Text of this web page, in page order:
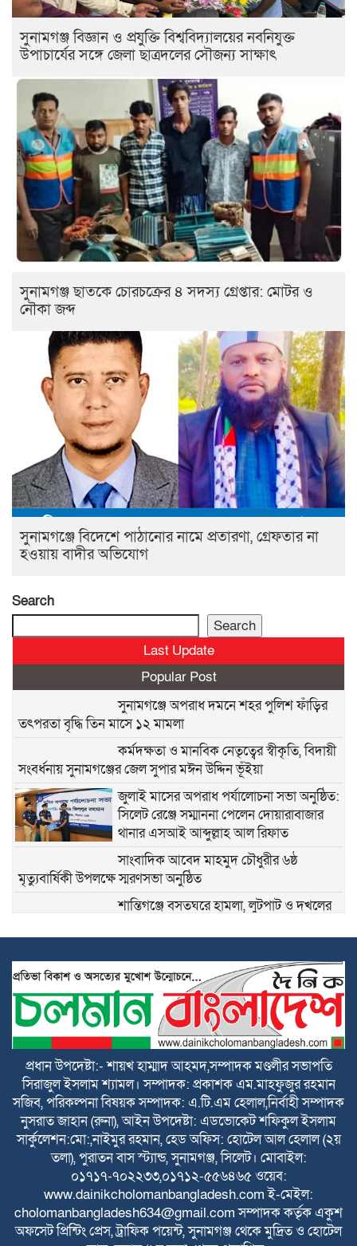
সুনামগঞ্জ বিজ্ঞান ও প্রযুক্তি বিশ্ববিদ্যালয়ের নবনিযুক্ত
উপাচার্যের সঙ্গে জেলা ছাত্রদলের সৌজন্য সাক্ষাৎ
সুনামগঞ্জ ছাতকে চোরচক্রের ৪ সদস্য গ্রেপ্তার: মোটর ও
নৌকা জব্দ
সুনামগঞ্জে বিদেশে পাঠানোর নামে প্রতারণা, গ্রেফতার না
হওয়ায় বাদীর অভিযোগ
Search
Search
Last Update
Popular Post
সুনামগঞ্জে অপরাধ দমনে শহর পুলিশ ফাঁড়ির
তৎপরতা বৃদ্ধি তিন মাসে ১২ মামলা
কর্মদক্ষতা ও মানবিক নেতৃত্বের স্বীকৃতি, বিদায়ী
সংবর্ধনায় সুনামগঞ্জের জেল সুপার মঈন উদ্দিন ভূঁইয়া
জুলাই মাসের অপরাধ পর্যালোচনা সভা অনুষ্ঠিত:
সিলেট রেঞ্জে সম্মাননা পেলেন দোয়ারাবাজার
থানার এসআই আব্দুল্লাহ আল রিফাত
সাংবাদিক আবেদ মাহমুদ চৌধুরীর ৬ষ্ঠ
মৃত্যুবার্ষিকী উপলক্ষে স্মরণসভা অনুষ্ঠিত
শান্তিগঞ্জে বসতঘরে হামলা, লুটপাট ও দখলের
আনিসুল হকের জন্মদিনে সামাজিক
যোগাযোগমাধ্যমে শুভেচ্ছার জোয়ার
হৃদয়ের ডাকের উদ্যোগে কর্ণফুলীতে বৃক্ষরোপণ
ও চারা বিতরণ কর্মসূচি অনুষ্ঠিত
নতুন কুঁড়ি স্পোর্টস জাতীয় ফুটবলে সুনামগঞ্জের
দাপট, জিহাদ টুর্নামেন্টসেরা
বাঁচতে চান লোকমান, আড়াই লাখ টাকা-
মানবিক সহায়তার আবেদন
দীর্ঘ ৩ বছর ৫ মাস ১৮ দিনের কর্মযাত্রা শেষে
মধ্যনগর কৃষি ব্যাংক ছাড়লেন ম্যানেজার
প্রধান উপদেষ্টা:- শায়খ হাম্মাদ আহমদ,সম্পাদক মণ্ডলীর সভাপতি
সিরাজুল ইসলাম শ্যামল। সম্পাদক: প্রকাশক এম.মাহফুজুর রহমান
সজিব, পরিকল্পনা বিষয়ক সম্পাদক: এ.টি.এম হেলাল,নির্বাহী সম্পাদক
নুসরাত জাহান (রুনা), আইন উপদেষ্টা: এডভোকেট শফিকুল ইসলাম
সার্কুলেশন:মো:,নাইমুর রহমান, হেড অফিস: হোটেল আল হেলাল (২য়
তলা), পুরাতন বাস স্ট্যান্ড, সুনামগঞ্জ, সিলেট। মোবাইল:
০১৭১৭-৭০২২৩৩,০১৭১২-৫৫৬৪৬৫ ওয়েব:
www.dainikcholomanbangladesh.com ই-মেইল:
cholomanbangladesh634@gmail.com সম্পাদক কর্তৃক একুশ
অফসেট প্রিন্টিং প্রেস, ট্রাফিক পয়েন্ট, সুনামগঞ্জ থেকে মুদ্রিত ও হোটেল